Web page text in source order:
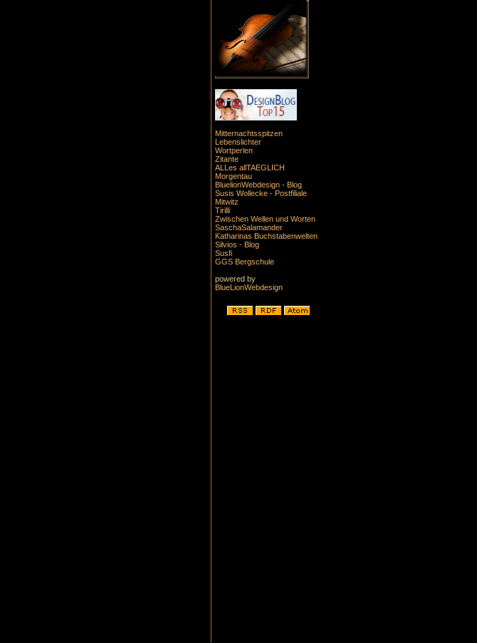
Mitternachtsspitzen
Lebenslichter
Wortperlen
Zitante
ALLes allTAEGLICH
Morgentau
BluelionWebdesign - Blog
Susis Wollecke - Postfiliale
Mitwitz
Tirilli
Zwischen Wellen und Worten
SaschaSalamander
Katharinas Buchstabenwelten
Silvios - Blog
Susfi
GGS Bergschule
powered by
BlueLionWebdesign